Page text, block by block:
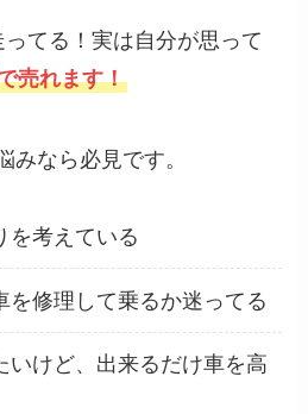
てる！実は自分が思って
売れます！
みなら必見です。
を考えている
を修理して乗るか迷ってる
いけど、出来るだけ車を高